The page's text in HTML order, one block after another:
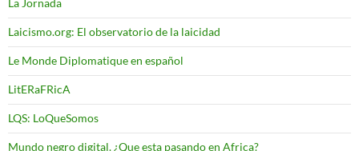
Laicismo.org: El observatorio de la laicidad
Le Monde Diplomatique en español
LitERaFRicA
LQS: LoQueSomos
Mundo negro digital. ¿Que esta pasando en Africa?